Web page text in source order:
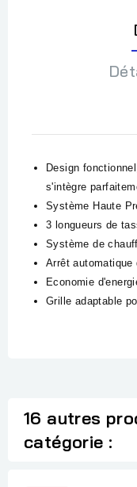
Design
s'intègre
Système Haute
3 longueurs de
Système de
Arrêt
Economie
Grille adaptable
16 autres
catégorie :